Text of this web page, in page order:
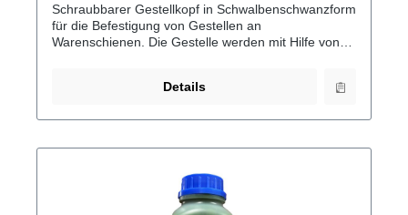
Schraubbarer Gestellkopf in Schwalbenschwanzform
für die Befestigung von Gestellen an
Warenschienen. Die Gestelle werden mit Hilfe von
Details